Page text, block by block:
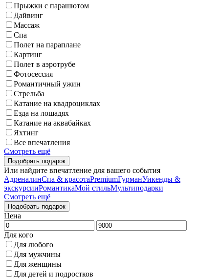
Прыжки с парашютом
Дайвинг
Массаж
Спа
Полет на параплане
Картинг
Полет в аэротрубе
Фотосессия
Романтичный ужин
Стрельба
Катание на квадроциклах
Езда на лошадях
Катание на аквабайках
Яхтинг
Все впечатления
Смотреть ещё
Или найдите впечатление для вашего события
АдреналинСпа & красотаPremiumГурманУикенды &
экскурсииРомантикаМой стильМультиподарки
Смотреть ещё
Цена
Для кого
Для любого
Для мужчины
Для женщины
Для детей и подростков